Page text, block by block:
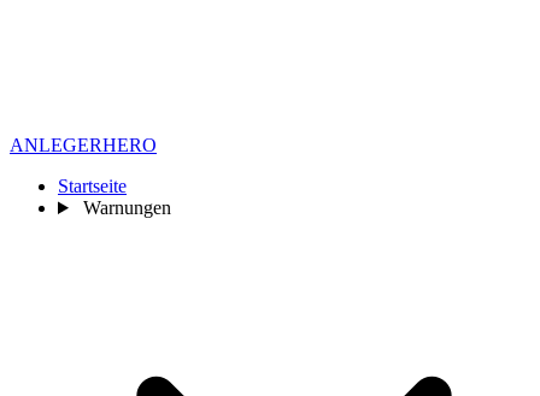
ANLEGERHERO
Startseite
Warnungen